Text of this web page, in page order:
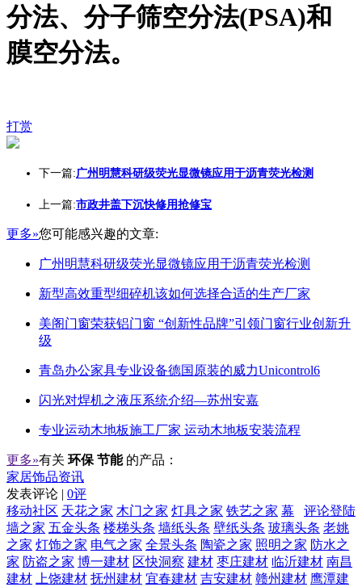
分法、分子筛空分法(PSA)和
膜空分法。
打赏
下一篇:广州明慧科研级荧光显微镜应用于沥青荧光检测
上一篇:市政井盖下沉快修用抢修宝
更多»您可能感兴趣的文章:
广州明慧科研级荧光显微镜应用于沥青荧光检测
新型高效重型细碎机该如何选择合适的生产厂家
美阁门窗荣获铝门窗 “创新性品牌”引领门窗行业创新升
级
青岛办公家具专业设备德国原装的威力Unicontrol6
闪光对焊机之液压系统介绍—苏州安嘉
专业运动木地板施工厂家 运动木地板安装流程
更多»有关 环保 节能 的产品：
家居饰品资讯
发表评论 | 0评
评论登陆
移动社区 天花之家 木门之家 灯具之家 铁艺之家 幕
墙之家 五金头条 楼梯头条 墙纸头条 壁纸头条 玻璃头条 老姚
之家 灯饰之家 电气之家 全景头条 陶瓷之家 照明之家 防水之
家 防盗之家 博一建材 区快洞察 建材 枣庄建材 临沂建材 南昌
建材
上饶建材 抚州建材 宜春建材 吉安建材 赣州建材 鹰潭建